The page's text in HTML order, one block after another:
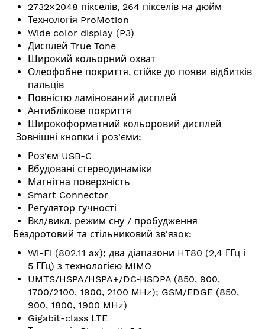
2732×2048 пікселів, 264 пікселів на дюйм
Технологія ProMotion
Wide color display (P3)
Дисплей True Tone
Широкий кольорний охват
Олеофобне покриття, стійке до появи відбитків
пальців
Повністю ламінований дисплей
Антиблікове покриття
Широкоформатний кольоровий дисплей
Зовнішні кнопки і роз'єми:
Роз'єм USB-C
Вбудовані стереодинаміки
Магнітна поверхність
Smart Connector
Регулятор гучності
Вкл/викл. режим сну / пробудження
Бездротовий та стільниковий зв'язок:
Wi-Fi (802.11 ax); два діапазони HT80 (2,4 ГГц і
5 ГГц) з технологією MIMO
UMTS/HSPA/HSPA+/DC‑HSDPA (850, 900,
1700/2100, 1900, 2100 MHz); GSM/EDGE (850,
900, 1800, 1900 MHz)
Gigabit-class LTE